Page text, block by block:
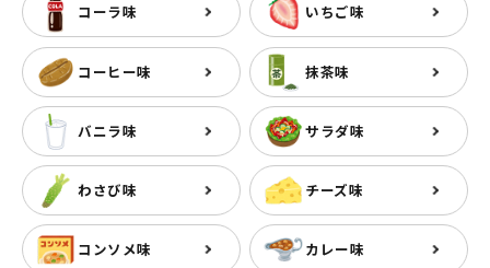
コーラ味 いちご味
コーヒー味 抹茶味
バニラ味 サラダ味
わさび味 チーズ味
コンソメ味 カレー味